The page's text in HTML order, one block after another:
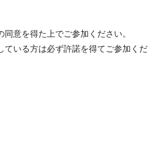
意を得た上でご参加ください。
ている方は必ず許諾を得てご参加くだ